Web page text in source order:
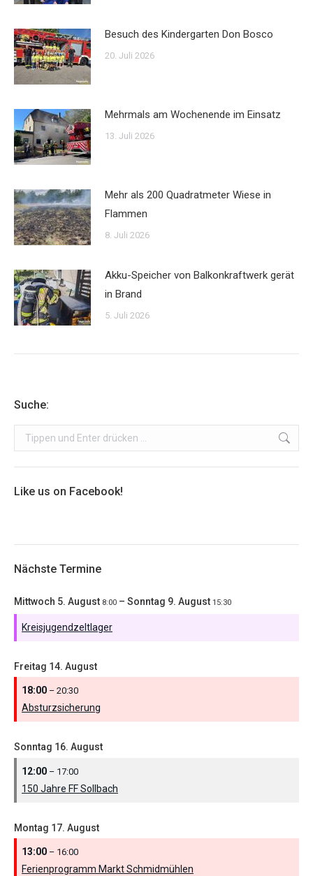
Besuch des Kindergarten Don Bosco
20. Juli 2026
Mehrmals am Wochenende im Einsatz
13. Juli 2026
Mehr als 200 Quadratmeter Wiese in
Flammen
8. Juli 2026
Akku-Speicher von Balkonkraftwerk gerät
in Brand
5. Juli 2026
Suche:
Search:
Like us on Facebook!
Nächste Termine
Mittwoch 5. August 8:00 – Sonntag 9. August 15:30
Kreisjugendzeltlager
Freitag 14. August
18:00 – 20:30
Absturzsicherung
Sonntag 16. August
12:00 – 17:00
150 Jahre FF Sollbach
Montag 17. August
13:00 – 16:00
Ferienprogramm Markt Schmidmühlen